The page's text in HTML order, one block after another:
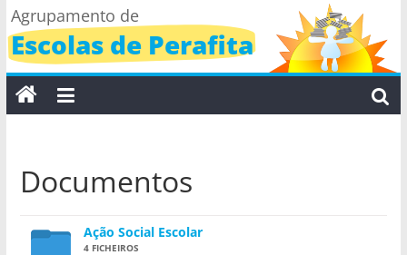
Skip
to
content
Agrupamento de
Escolas de Perafita
Documentos
Ação Social Escolar
4 FICHEIROS